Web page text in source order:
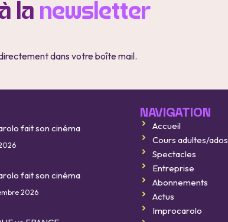
la newsletter
dans votre boîte mail.
fait son cinéma
fait son cinéma
2026
NAVIGATION
Accueil
Cours adultes/ados
Spectacles
Entreprise
Abonnements
Actus
Improcarolo